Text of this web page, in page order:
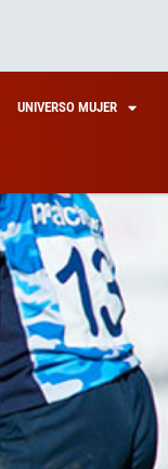
UNIVERSO MUJER